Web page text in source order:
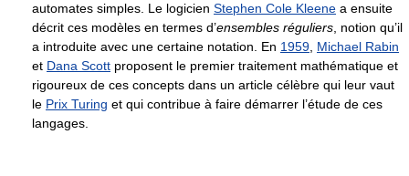
automates simples. Le logicien Stephen Cole Kleene a ensuite
décrit ces modèles en termes d’ensembles réguliers, notion qu’il
a introduite avec une certaine notation. En 1959, Michael Rabin
et Dana Scott proposent le premier traitement mathématique et
rigoureux de ces concepts dans un article célèbre qui leur vaut
le Prix Turing et qui contribue à faire démarrer l’étude de ces
langages.